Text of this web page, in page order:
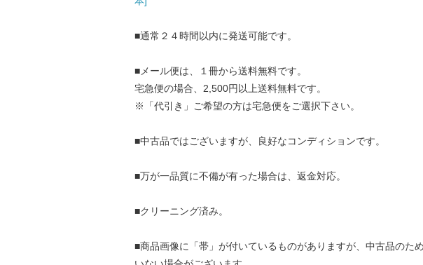
■通常２４時間以内に発送可能です。
■メール便は、１冊から送料無料です。
宅急便の場合、2,500円以上送料無料です。
※「代引き」ご希望の方は宅急便をご選択下さい。
■中古品ではございますが、良好なコンディションです。
■万が一品質に不備が有った場合は、返金対応。
■クリーニング済み。
■商品画像に「帯」が付いているものがありますが、中古品のた